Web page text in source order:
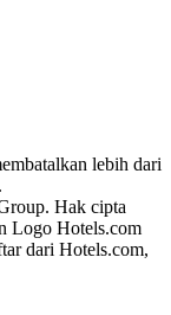
lebih dari
Hak cipta
Logo Hotels.com
dari Hotels.com,